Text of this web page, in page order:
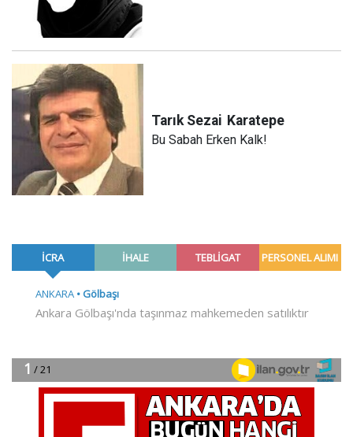
Tarık Sezai Karatepe
Bu Sabah Erken Kalk!